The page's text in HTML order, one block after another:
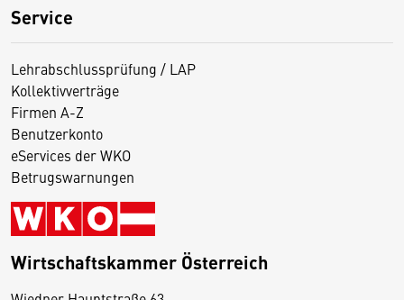
Service
Lehrabschlussprüfung / LAP
Kollektivverträge
Firmen A-Z
Benutzerkonto
eServices der WKO
Betrugswarnungen
Wirtschaftskammer Österreich